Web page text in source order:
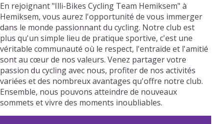
En rejoignant "Illi-Bikes Cycling Team Hemiksem" à
Hemiksem, vous aurez l'opportunité de vous immerger
dans le monde passionnant du cycling. Notre club est
plus qu'un simple lieu de pratique sportive, c'est une
véritable communauté où le respect, l'entraide et l'amitié
sont au cœur de nos valeurs. Venez partager votre
passion du cycling avec nous, profiter de nos activités
variées et des nombreux avantages qu'offre notre club.
Ensemble, nous pouvons atteindre de nouveaux
sommets et vivre des moments inoubliables.